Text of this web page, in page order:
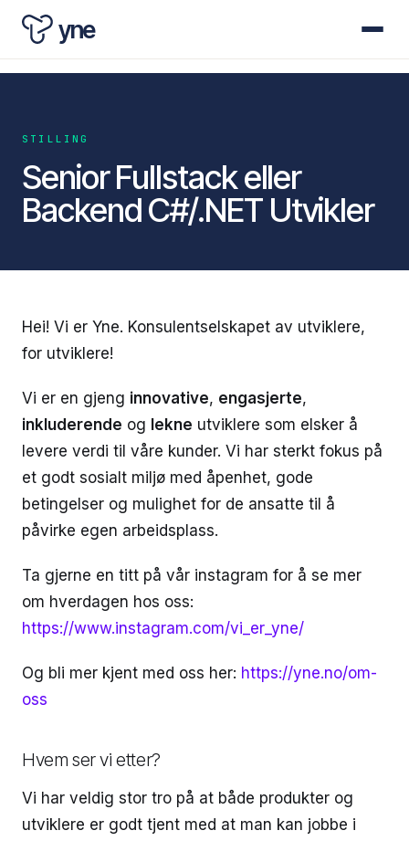
yne
STILLING
Senior Fullstack eller
Backend C#/.NET Utvikler
Hei! Vi er Yne. Konsulentselskapet av utviklere,
for utviklere!
Vi er en gjeng innovative, engasjerte,
inkluderende og lekne utviklere som elsker å
levere verdi til våre kunder. Vi har sterkt fokus på
et godt sosialt miljø med åpenhet, gode
betingelser og mulighet for de ansatte til å
påvirke egen arbeidsplass.
Ta gjerne en titt på vår instagram for å se mer
om hverdagen hos oss:
https://www.instagram.com/vi_er_yne/
Og bli mer kjent med oss her: https://yne.no/om-
oss
Hvem ser vi etter?
Vi har veldig stor tro på at både produkter og
utviklere er godt tjent med at man kan jobbe i